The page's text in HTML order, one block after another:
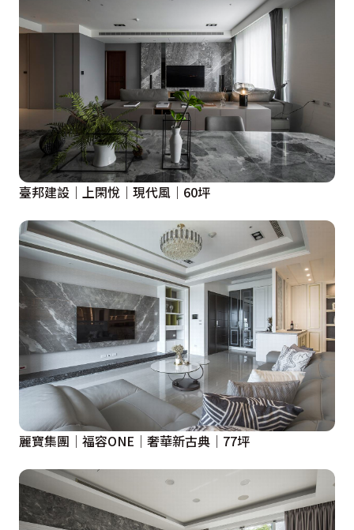
臺邦建設｜上閑悅｜現代風｜60坪
麗寶集團│福容ONE│奢華新古典│77坪